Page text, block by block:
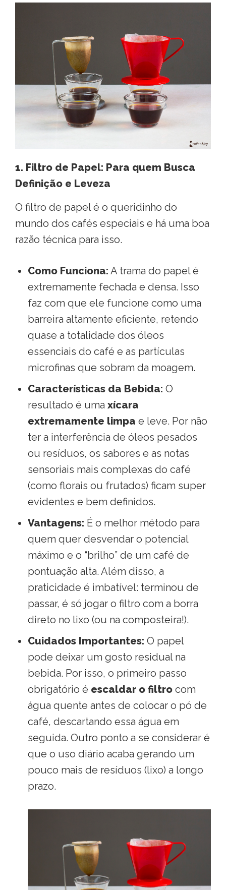
1. Filtro de Papel: Para quem Busca
Definição e Leveza
O filtro de papel é o queridinho do
mundo dos cafés especiais e há uma boa
razão técnica para isso.
Como Funciona: A trama do papel é
extremamente fechada e densa. Isso
faz com que ele funcione como uma
barreira altamente eficiente, retendo
quase a totalidade dos óleos
essenciais do café e as partículas
microfinas que sobram da moagem.
Características da Bebida: O
resultado é uma xícara
extremamente limpa e leve. Por não
ter a interferência de óleos pesados
ou resíduos, os sabores e as notas
sensoriais mais complexas do café
(como florais ou frutados) ficam super
evidentes e bem definidos.
Vantagens: É o melhor método para
quem quer desvendar o potencial
máximo e o “brilho” de um café de
pontuação alta. Além disso, a
praticidade é imbatível: terminou de
passar, é só jogar o filtro com a borra
direto no lixo (ou na composteira!).
Cuidados Importantes: O papel
pode deixar um gosto residual na
bebida. Por isso, o primeiro passo
obrigatório é escaldar o filtro com
água quente antes de colocar o pó de
café, descartando essa água em
seguida. Outro ponto a se considerar é
que o uso diário acaba gerando um
pouco mais de resíduos (lixo) a longo
prazo.